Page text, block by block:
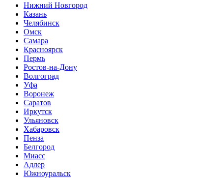
Нижний Новгород
Казань
Челябинск
Омск
Самара
Красноярск
Пермь
Ростов-на-Дону
Волгоград
Уфа
Воронеж
Саратов
Иркутск
Ульяновск
Хабаровск
Пенза
Белгород
Миасс
Адлер
Южноуральск